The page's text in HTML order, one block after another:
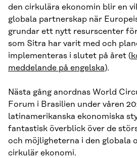
den cirkulära ekonomin blir en
globala partnerskap när
grundar ett nytt resurscenter
som Sitra har varit med och
implementeras i slutet på året (
meddelande på engelska).
Nästa gång anordnas World
Forum i Brasilien under våren
latinamerikanska ekonomiska
fantastisk överblick över de
och möjligheterna i den globala
cirkulär ekonomi.